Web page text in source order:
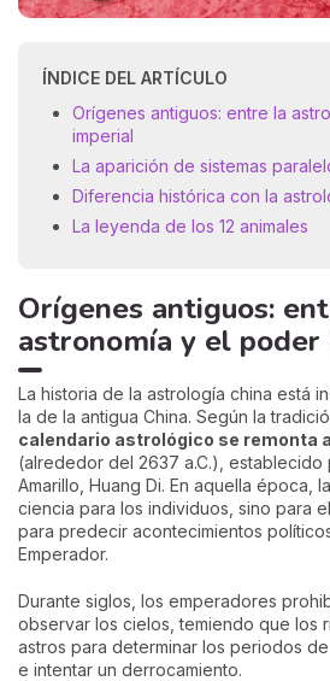
ÍNDICE DEL ARTÍCULO
Orígenes antiguos: entre la
imperial
La aparición de sistemas
Diferencia histórica con la
La leyenda de los 12 animales
Orígenes antiguos:
astronomía y el
La historia de la astrología china está
la de la antigua China. Según la
calendario astrológico se remonta
(alrededor del 2637 a.C.), establecido
Amarillo, Huang Di. En aquella época,
ciencia para los individuos, sino para
para predecir acontecimientos
Emperador.
Durante siglos, los emperadores
observar los cielos, temiendo que los
astros para determinar los periodos
e intentar un derrocamiento.